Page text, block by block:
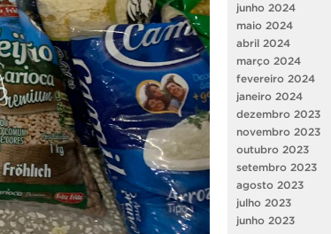
junho 2024
maio 2024
abril 2024
março 2024
fevereiro 2024
janeiro 2024
dezembro 2023
novembro 2023
outubro 2023
setembro 2023
agosto 2023
julho 2023
junho 2023